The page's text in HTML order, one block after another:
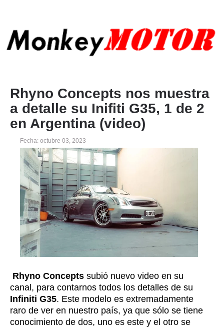
Rhyno Concepts nos muestra
a detalle su Inifiti G35, 1 de 2
en Argentina (video)
Fecha: octubre 03, 2023
Rhyno Concepts subió nuevo video en su
canal, para contarnos todos los detalles de su
Infiniti G35. Este modelo es extremadamente
raro de ver en nuestro país, ya que sólo se tiene
conocimiento de dos, uno es este y el otro se